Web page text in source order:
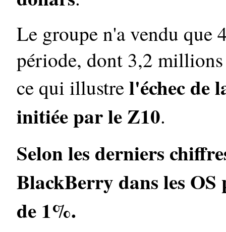
Le groupe n'a vendu que
période, dont 3,2 millions
ce qui illustrel'échec de
initiée par le Z10.
Selon les derniers
BlackBerry dans les
de 1%.